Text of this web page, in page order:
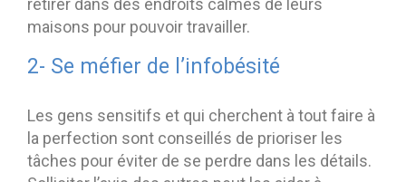
retirer dans des endroits calmes de leurs
maisons pour pouvoir travailler.
2- Se méfier de l’infobésité
Les gens sensitifs et qui cherchent à tout faire à
la perfection sont conseillés de prioriser les
tâches pour éviter de se perdre dans les détails.